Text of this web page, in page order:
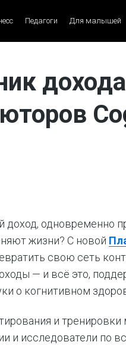
Педагоги Для малышей
одновременно
жизни? С новой
свою сеть
— и всё это,
о когнитивном
и тренировки
и исследователи по